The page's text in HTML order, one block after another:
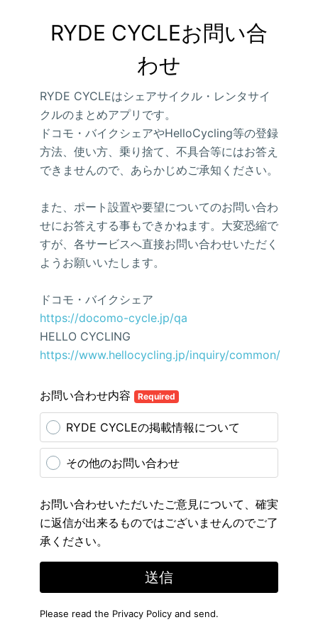
RYDE CYCLEお問い合
わせ
RYDE CYCLEはシェアサイクル・レンタサイ
クルのまとめアプリです。
ドコモ・バイクシェアやHelloCycling等の登録
方法、使い方、乗り捨て、不具合等にはお答え
できませんので、あらかじめご承知ください。
また、ポート設置や要望についてのお問い合わ
せにお答えする事もできかねます。大変恐縮で
すが、各サービスへ直接お問い合わせいただく
ようお願いいたします。
ドコモ・バイクシェア
https://docomo-cycle.jp/qa
HELLO CYCLING
https://www.hellocycling.jp/inquiry/common/
お問い合わせ内容 Required
RYDE CYCLEの掲載情報について
その他のお問い合わせ
お問い合わせいただいたご意見について、確実
に返信が出来るものではございませんのでご了
承ください。
送信
Please read the Privacy Policy and send.